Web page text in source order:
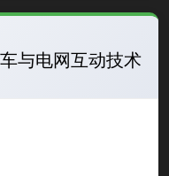
与电网互动技术